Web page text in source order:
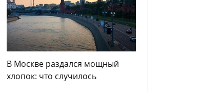
В Москве раздался мощный
хлопок: что случилось